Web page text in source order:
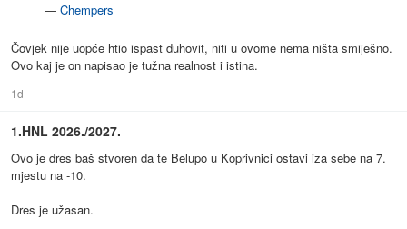
— Chempers
Čovjek nije uopće htio ispast duhovit, niti u ovome nema ništa smiješno.
Ovo kaj je on napisao je tužna realnost i istina.
1d
1.HNL 2026./2027.
Ovo je dres baš stvoren da te Belupo u Koprivnici ostavi iza sebe na 7.
mjestu na -10.
Dres je užasan.